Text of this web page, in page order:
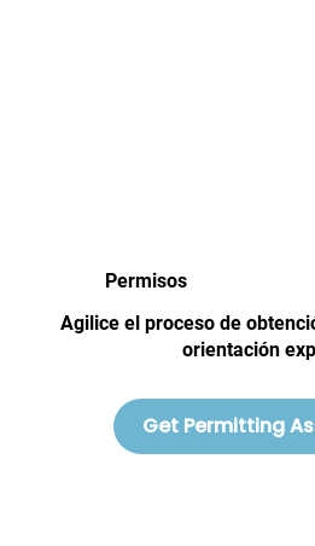
Permisos
Agilice el proceso de
orientación
Get Permitting